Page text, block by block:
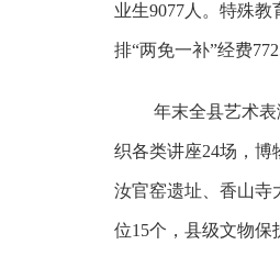
业生9077人。特殊
排“两免一补”经费
年末全县艺术
织各类讲座24场，博
汝官窑遗址、香山寺
位15个，县级文物保